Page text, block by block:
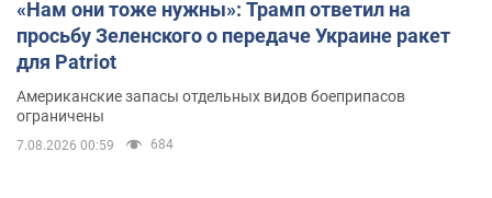
«Нам они тоже нужны»: Трамп ответил на
просьбу Зеленского о передаче Украине ракет
для Patriot
Американские запасы отдельных видов боеприпасов
ограничены
7.08.2026 00:59 684